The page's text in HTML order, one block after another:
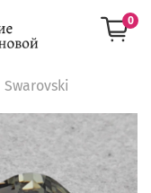
0
Swarovski